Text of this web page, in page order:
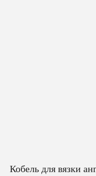
Кобель для вязки